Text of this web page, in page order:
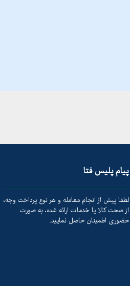
پیام پلیس فتا
لطفا پیش از انجام معامله و هر نوع پرداخت وجه،
از صحت کالا یا خدمات ارائه شده، به صورت
حضوری اطمینان حاصل نمایید.